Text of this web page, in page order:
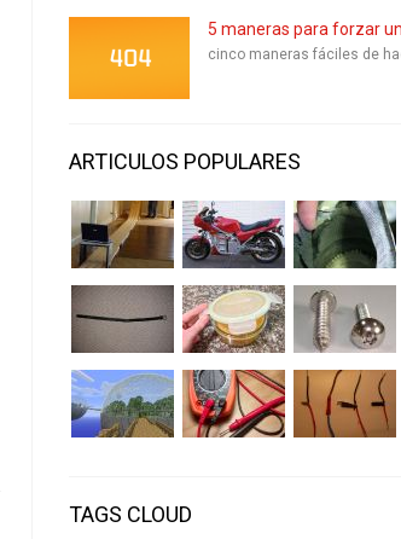
5 maneras para forzar
cinco maneras fáciles de
ARTICULOS POPULARES
TAGS CLOUD